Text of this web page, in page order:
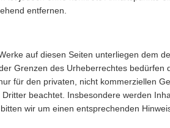
entfernen.
auf diesen Seiten unterliegen dem
Grenzen des Urheberrechtes bedürfen
für den privaten, nicht kommerziellen
beachtet. Insbesondere werden
wir um einen entsprechenden